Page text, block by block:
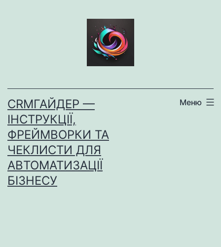
CRMГАЙДЕР —
ІНСТРУКЦІЇ,
ФРЕЙМВОРКИ ТА
ЧЕКЛИСТИ ДЛЯ
АВТОМАТИЗАЦІЇ
БІЗНЕСУ
Меню